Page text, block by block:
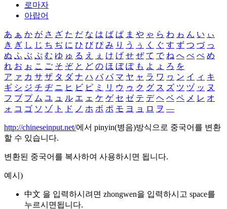
로마자
아랍어
あ ぁ か が さ ざ た だ な は ば ぱ ま や ゃ ら わ ゎ ん い ぃ
き ぎ し じ ち ぢ に ひ び ぴ み り う ぅ く ぐ す ず つ づ っ
ぬ ふ ぶ ぷ む ゆ ゅ る え ぇ け げ せ ぜ て で ね へ べ ぺ め
れ お ぉ こ ご そ ぞ と ど の ほ ぼ ぽ も よ ょ ろ を
ア ァ カ サ ザ タ ダ ナ ハ バ パ マ ヤ ャ ラ ワ ヮ ン イ ィ キ
ギ シ ジ チ ヂ ニ ヒ ビ ピ ミ リ ウ ゥ ク グ ス ズ ツ ヅ ッ ヌ
フ ブ プ ム ユ ュ ル エ ェ ケ ゲ セ ゼ テ デ ヘ ベ ペ メ レ オ
ォ コ ゴ ソ ゾ ト ド ノ ホ ボ ポ モ ヨ ョ ロ ヲ ―
http://chineseinput.net/에서 pinyin(병음)방식으로 중국어를 변환
할 수 있습니다.
변환된 중국어를 복사하여 사용하시면 됩니다.
예시)
中文 을 입력하시려면 zhongwen을 입력하시고 space를
누르시면됩니다.